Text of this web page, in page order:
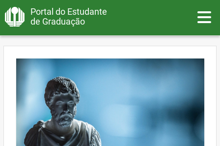
Portal do Estudante
de Graduação